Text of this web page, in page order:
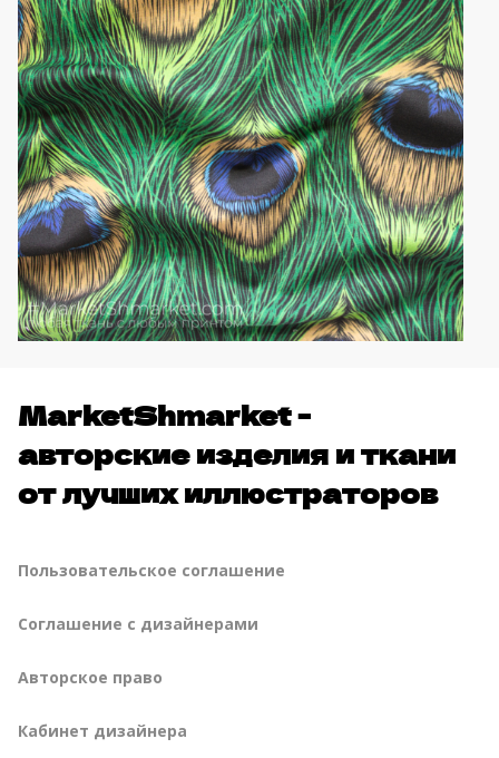
MarketShmarket -
авторские изделия и ткани
от лучших иллюстраторов
Пользовательское соглашение
Соглашение с дизайнерами
Авторское право
Кабинет дизайнера